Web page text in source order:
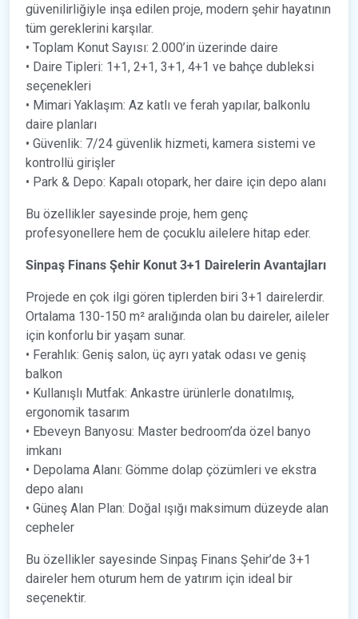
güvenilirliğiyle inşa edilen proje, modern şehir hayatının
tüm gereklerini karşılar.
• Toplam Konut Sayısı: 2.000’in üzerinde daire
• Daire Tipleri: 1+1, 2+1, 3+1, 4+1 ve bahçe dubleksi
seçenekleri
• Mimari Yaklaşım: Az katlı ve ferah yapılar, balkonlu
daire planları
• Güvenlik: 7/24 güvenlik hizmeti, kamera sistemi ve
kontrollü girişler
• Park & Depo: Kapalı otopark, her daire için depo alanı
Bu özellikler sayesinde proje, hem genç
profesyonellere hem de çocuklu ailelere hitap eder.
Sinpaş Finans Şehir Konut 3+1 Dairelerin Avantajları
Projede en çok ilgi gören tiplerden biri 3+1 dairelerdir.
Ortalama 130-150 m² aralığında olan bu daireler, aileler
için konforlu bir yaşam sunar.
• Ferahlık: Geniş salon, üç ayrı yatak odası ve geniş
balkon
• Kullanışlı Mutfak: Ankastre ürünlerle donatılmış,
ergonomik tasarım
• Ebeveyn Banyosu: Master bedroom’da özel banyo
imkanı
• Depolama Alanı: Gömme dolap çözümleri ve ekstra
depo alanı
• Güneş Alan Plan: Doğal ışığı maksimum düzeyde alan
cepheler
Bu özellikler sayesinde Sinpaş Finans Şehir’de 3+1
daireler hem oturum hem de yatırım için ideal bir
seçenektir.